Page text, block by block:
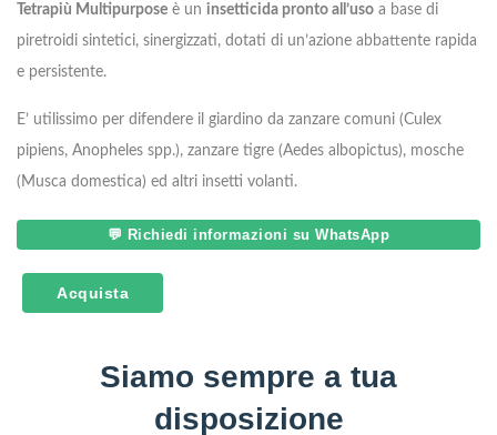
Tetrapiù Multipurpose è un insetticida pronto all’uso a base di
piretroidi sintetici, sinergizzati, dotati di un’azione abbattente rapida
e persistente.
E’ utilissimo per difendere il giardino da zanzare comuni (Culex
pipiens, Anopheles spp.), zanzare tigre (Aedes albopictus), mosche
(Musca domestica) ed altri insetti volanti.
💬 Richiedi informazioni su WhatsApp
Acquista
Siamo sempre a tua
disposizione